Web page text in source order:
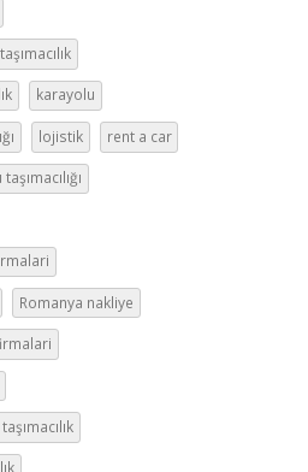
karayolu
lojistik rent a car
Romanya nakliye